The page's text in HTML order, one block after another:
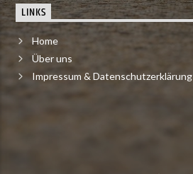
LINKS
Home
Über uns
Impressum & Datenschutzerklärung